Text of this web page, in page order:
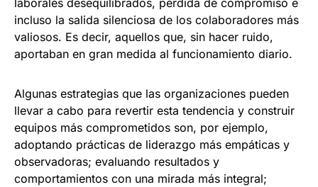
laborales desequilibrados, pérdida de compromiso e
incluso la salida silenciosa de los colaboradores más
valiosos. Es decir, aquellos que, sin hacer ruido,
aportaban en gran medida al funcionamiento diario.
Algunas estrategias que las organizaciones pueden
llevar a cabo para revertir esta tendencia y construir
equipos más comprometidos son, por ejemplo,
adoptando prácticas de liderazgo más empáticas y
observadoras; evaluando resultados y
comportamientos con una mirada más integral;